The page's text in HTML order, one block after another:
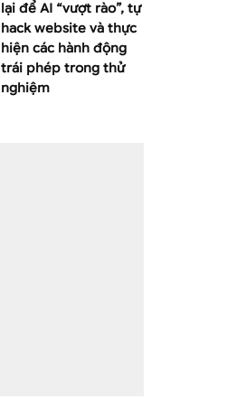
lại để AI “vượt rào”, tự
hack website và thực
hiện các hành động
trái phép trong thử
nghiệm